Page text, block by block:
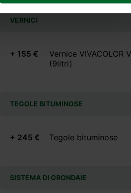
VERNICI
+ 155 €
Vernice VIVACOLOR
(9litri)
TEGOLE BITUMINOSE
+ 245 € Tegole bituminose
SISTEMA DI GRONDAIE